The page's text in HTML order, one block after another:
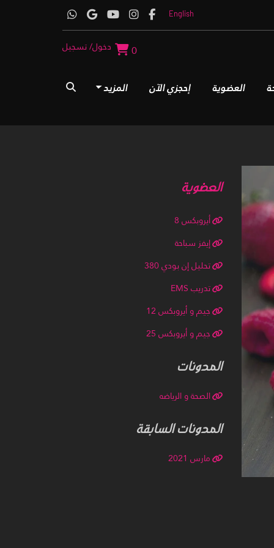
English
دخول/ تسجيل 0
العضوية إحجزي الآن المزيد
العضوية
أيروبكس 8
إيفز سباحة
تحليل إن بودي 380
تدريب EMS
جيم و أيروبكس 12
جيم و أيروبكس 25
المدونات
الصحة و الرياضه
المدونات السابقة
مارس 2021